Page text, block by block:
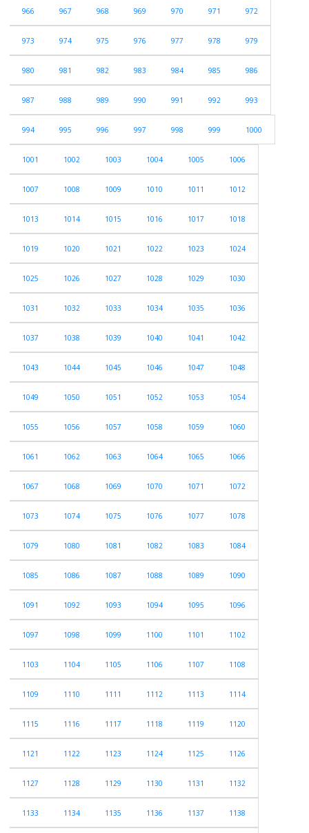
966 967 968 969 970 971 972
973 974 975 976 977 978 979
980 981 982 983 984 985 986
987 988 989 990 991 992 993
994 995 996 997 998 999 1000
1001 1002 1003 1004 1005 1006
1007 1008 1009 1010 1011 1012
1013 1014 1015 1016 1017 1018
1019 1020 1021 1022 1023 1024
1025 1026 1027 1028 1029 1030
1031 1032 1033 1034 1035 1036
1037 1038 1039 1040 1041 1042
1043 1044 1045 1046 1047 1048
1049 1050 1051 1052 1053 1054
1055 1056 1057 1058 1059 1060
1061 1062 1063 1064 1065 1066
1067 1068 1069 1070 1071 1072
1073 1074 1075 1076 1077 1078
1079 1080 1081 1082 1083 1084
1085 1086 1087 1088 1089 1090
1091 1092 1093 1094 1095 1096
1097 1098 1099 1100 1101 1102
1103 1104 1105 1106 1107 1108
1109 1110 1111 1112 1113 1114
1115 1116 1117 1118 1119 1120
1121 1122 1123 1124 1125 1126
1127 1128 1129 1130 1131 1132
1133 1134 1135 1136 1137 1138